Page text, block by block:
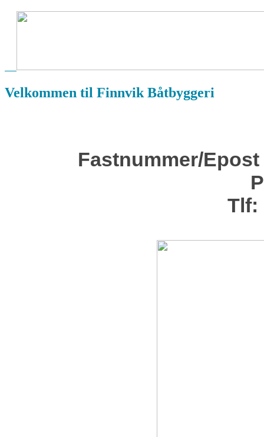
Velkommen til Finnvik Båtbyggeri
Fastnummer/
Tlf: